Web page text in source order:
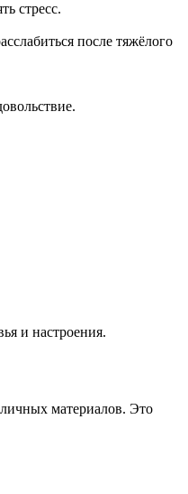
стресс.
после тяжёлого
и настроения.
материалов. Это